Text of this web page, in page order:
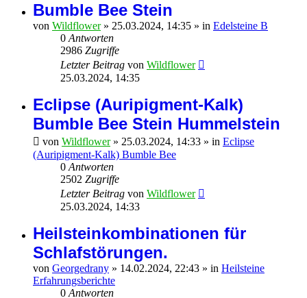
Bumble Bee Stein
von Wildflower» 25.03.2024, 14:35 » in Edelsteine B
0 Antworten
2986 Zugriffe
Letzter Beitrag von Wildflower
25.03.2024, 14:35
Eclipse (Auripigment-Kalk)
Bumble Bee Stein Hummelstein
von Wildflower» 25.03.2024, 14:33 » in Eclipse
(Auripigment-Kalk) Bumble Bee
0 Antworten
2502 Zugriffe
Letzter Beitrag von Wildflower
25.03.2024, 14:33
Heilsteinkombinationen für
Schlafstörungen.
von Georgedrany » 14.02.2024, 22:43 » in Heilsteine
Erfahrungsberichte
0 Antworten